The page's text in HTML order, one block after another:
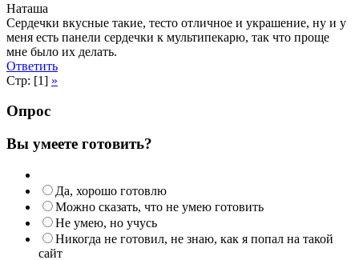
Наташа
Сердечки вкусные такие, тесто отличное и украшение, ну и у
меня есть панели сердечки к мультипекарю, так что проще
мне было их делать.
Ответить
Стр: [1] »
Опрос
Вы умеете готовить?
Да, хорошо готовлю
Можно сказать, что не умею готовить
Не умею, но учусь
Никогда не готовил, не знаю, как я попал на такой
сайт